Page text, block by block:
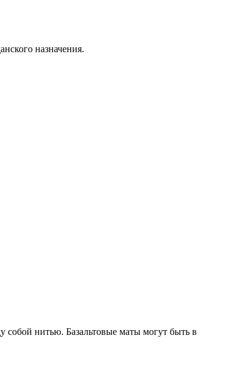
назначения.
собой нитью. Базальтовые маты могут быть в